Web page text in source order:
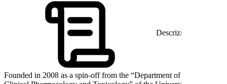
Descrizione
Founded in 2008 as a spin-off from the “Department of